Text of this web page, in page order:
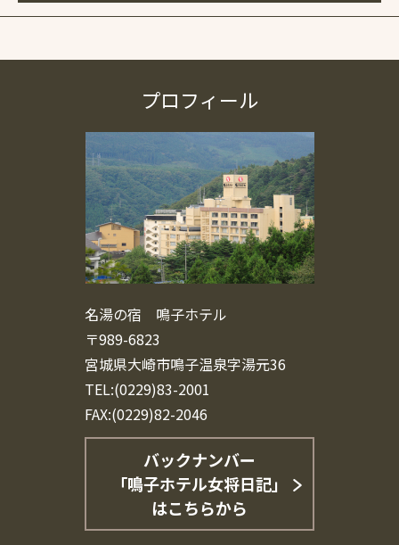
プロフィール
名湯の宿 鳴子ホテル
〒989-6823
宮城県大崎市鳴子温泉字湯元36
TEL:(0229)83-2001
FAX:(0229)82-2046
バックナンバー
「鳴子ホテル女将日記」
はこちらから